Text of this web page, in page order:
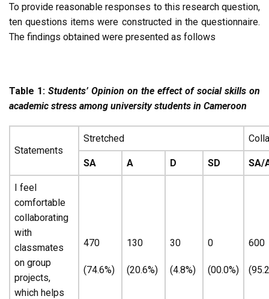
To provide reasonable responses to this research question,
ten questions items were constructed in the questionnaire.
The findings obtained were presented as follows
Table 1: Students’ Opinion on the effect of social skills on
academic stress among university students in Cameroon
Statements
Stretched
SA A D SD SA/
I feel
comfortable
collaborating
with
classmates
on group
projects,
which helps
470
(74.6%)
130
(20.6%)
30
(4.8%)
0
(00.0%)
600